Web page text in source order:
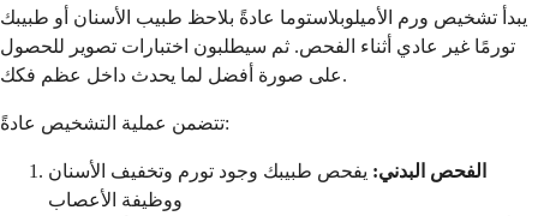
يبدأ تشخيص ورم الأميلوبلاستوما عادةً بلاحظ طبيب الأسنان أو طبيبك
تورمًا غير عادي أثناء الفحص. ثم سيطلبون اختبارات تصوير للحصول
على صورة أفضل لما يحدث داخل عظم فكك.
تتضمن عملية التشخيص عادةً:
الفحص البدني: يفحص طبيبك وجود تورم وتخفيف الأسنان
ووظيفة الأعصاب